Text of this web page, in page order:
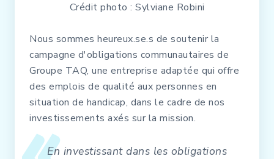
Crédit photo : Sylviane Robini
Nous sommes heureux.se.s de soutenir la
campagne d'obligations communautaires de
Groupe TAQ, une entreprise adaptée qui offre
des emplois de qualité aux personnes en
situation de handicap, dans le cadre de nos
investissements axés sur la mission.
En investissant dans les obligations